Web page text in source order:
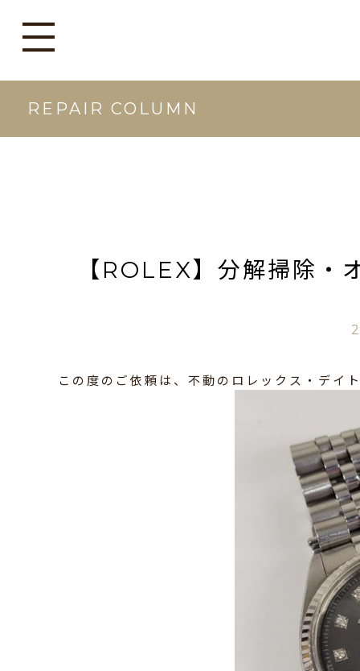
REPAIR COLUMN
【ROLEX】分解掃除・
この度のご依頼は、不動のロレックス・デイ